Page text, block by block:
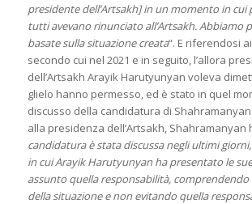
presidente dell’Artsakh] in un momento in cui
tutti avevano rinunciato all’Artsakh. Abbiamo
basate sulla situazione creata“. E riferendosi
secondo cui nel 2021 e in seguito, l’allora
dell’Artsakh Arayik Harutyunyan voleva
glielo hanno permesso, ed è stato in quel
discusso della candidatura di
alla presidenza dell’Artsakh, Shahramanyan
candidatura è stata discussa negli ultimi
in cui Arayik Harutyunyan ha presentato le
assunto quella responsabilità, comprendendo
della situazione e non evitando quella